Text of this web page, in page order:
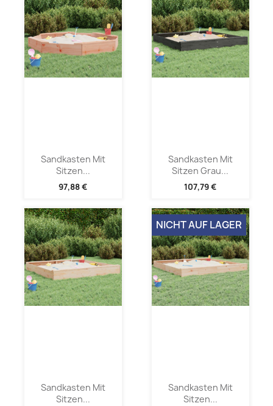
Sandkasten Mit
Sitzen...
97,88 €
Sandkasten Mit
Sitzen Grau...
107,79 €
Sandkasten Mit
Sitzen...
Sandkasten Mit
Sitzen...
NICHT AUF LAGER